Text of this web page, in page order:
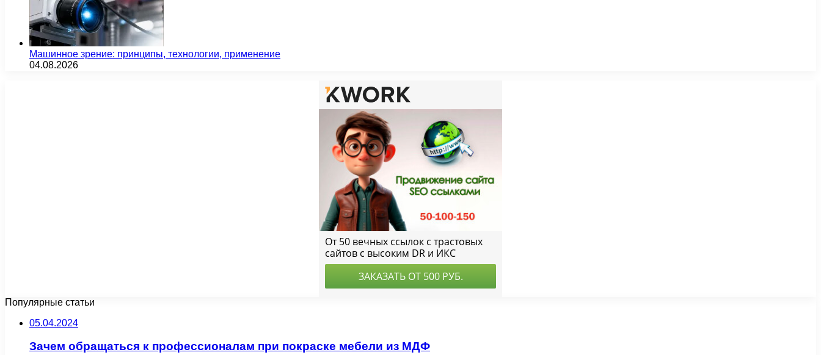
Машинное зрение: принципы, технологии, применение
04.08.2026
Популярные статьи
05.04.2024
Зачем обращаться к профессионалам при покраске мебели из МДФ